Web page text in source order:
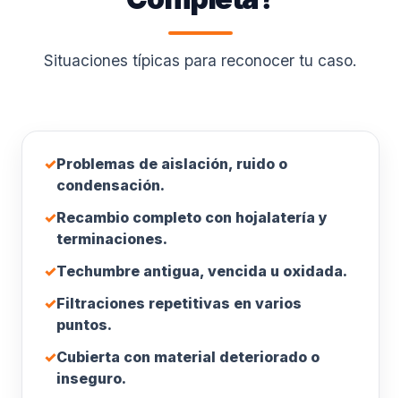
Situaciones típicas para reconocer tu caso.
✓Problemas de aislación, ruido o
condensación.
✓Recambio completo con hojalatería y
terminaciones.
✓Techumbre antigua, vencida u oxidada.
✓Filtraciones repetitivas en varios
puntos.
✓Cubierta con material deteriorado o
inseguro.